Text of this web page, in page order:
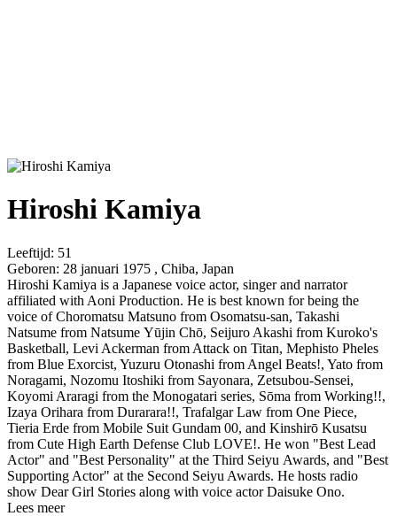
Hiroshi Kamiya
Leeftijd: 51
Geboren: 28 januari 1975 , Chiba, Japan
Hiroshi Kamiya is a Japanese voice actor, singer and narrator
affiliated with Aoni Production. He is best known for being the
voice of Choromatsu Matsuno from Osomatsu-san, Takashi
Natsume from Natsume Yūjin Chō, Seijuro Akashi from Kuroko's
Basketball, Levi Ackerman from Attack on Titan, Mephisto Pheles
from Blue Exorcist, Yuzuru Otonashi from Angel Beats!, Yato from
Noragami, Nozomu Itoshiki from Sayonara, Zetsubou-Sensei,
Koyomi Araragi from the Monogatari series, Sōma from Working!!,
Izaya Orihara from Durarara!!, Trafalgar Law from One Piece,
Tieria Erde from Mobile Suit Gundam 00, and Kinshirō Kusatsu
from Cute High Earth Defense Club LOVE!. He won "Best Lead
Actor" and "Best Personality" at the Third Seiyu Awards, and "Best
Supporting Actor" at the Second Seiyu Awards. He hosts radio
show Dear Girl Stories along with voice actor Daisuke Ono.
Lees meer